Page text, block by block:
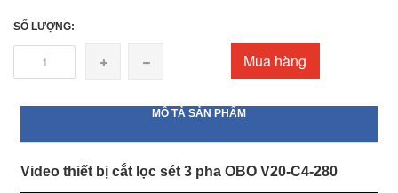
SỐ LƯỢNG:
Mua hàng
MÔ TẢ SẢN PHẨM
Video thiết bị cắt lọc sét 3 pha OBO V20-C4-280